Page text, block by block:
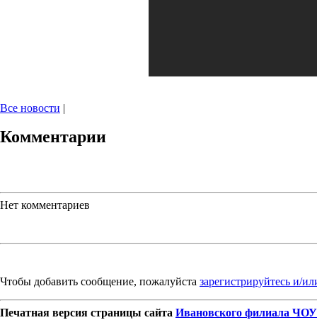
Все новости |
Комментарии
Нет комментариев
Чтобы добавить сообщение, пожалуйста зарегистрируйтесь и/
Печатная версия страницы сайта Ивановского филиала